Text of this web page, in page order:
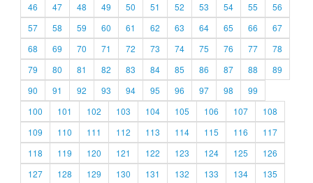
46
47 48 49 50 51 52 53 54 55
56
57
58 59 60 61 62 63 64 65 66
67
68
69 70 71 72 73 74 75 76 77
78
79
80 81 82 83 84 85 86 87 88
89
90
91 92 93 94 95 96 97 98
99
100
101 102 103 104 105 106 107
108
109
110 111 112 113 114 115 116
117
118
119 120 121 122 123 124 125
126
127
128 129 130 131 132 133 134
135